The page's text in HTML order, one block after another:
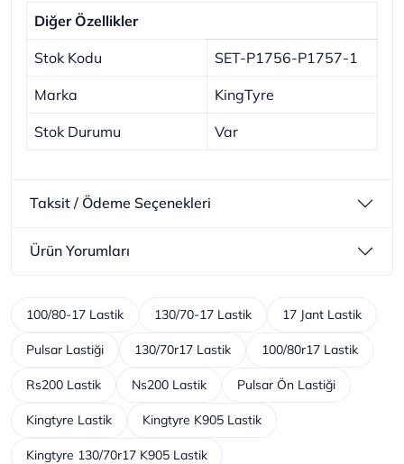
Diğer Özellikler
Stok Kodu SET-P1756-P1757-1
Marka KingTyre
Stok Durumu Var
Taksit / Ödeme Seçenekleri
Ürün Yorumları
100/80-17 Lastik 130/70-17 Lastik 17 Jant Lastik
Pulsar Lastiği 130/70r17 Lastik 100/80r17 Lastik
Rs200 Lastik Ns200 Lastik Pulsar Ön Lastiği
Kingtyre Lastik Kingtyre K905 Lastik
Kingtyre 130/70r17 K905 Lastik